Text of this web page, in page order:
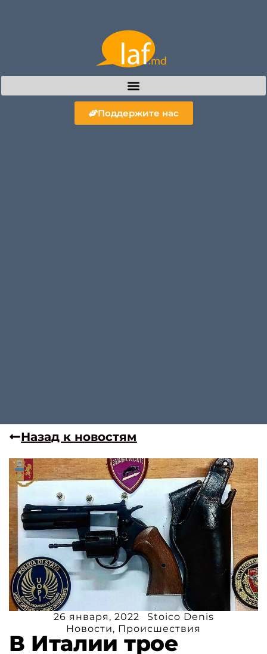
Поддержите нас
Назад к новостям
26 января, 2022
Stoico Denis
Новости, Происшествия
В Италии трое